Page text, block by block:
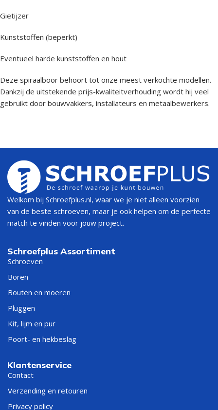
Gietijzer
Kunststoffen (beperkt)
Eventueel harde kunststoffen en hout
Deze spiraalboor behoort tot onze meest verkochte modellen.
Dankzij de uitstekende prijs-kwaliteitverhouding wordt hij veel
gebruikt door bouwvakkers, installateurs en metaalbewerkers.
Welkom bij Schroefplus.nl, waar we je niet alleen voorzien
van de beste schroeven, maar je ook helpen om de perfecte
match te vinden voor jouw project.
Schroefplus Assortiment
Schroeven
Boren
Bouten en moeren
Pluggen
Kit, lijm en pur
Poort- en hekbeslag
Klantenservice
Contact
Verzending en retouren
Privacy policy